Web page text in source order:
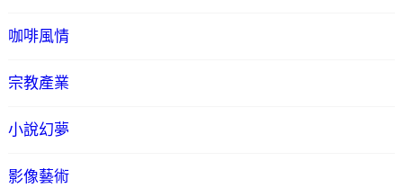
咖啡風情
宗教產業
小說幻夢
影像藝術